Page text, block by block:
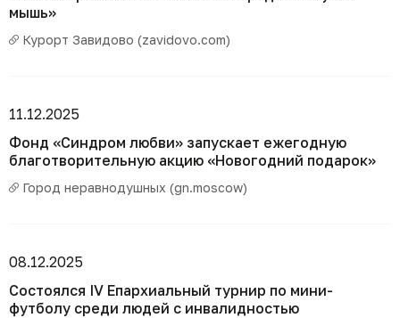
мышь»
Курорт Завидово (zavidovo.com)
Фонд «Синдром любви» запускает ежегодную
благотворительную акцию «Новогодний подарок»
Город неравнодушных (gn.moscow)
11.12.2025
Состоялся IV Епархиальный турнир по мини-
футболу среди людей с инвалидностью
08.12.2025